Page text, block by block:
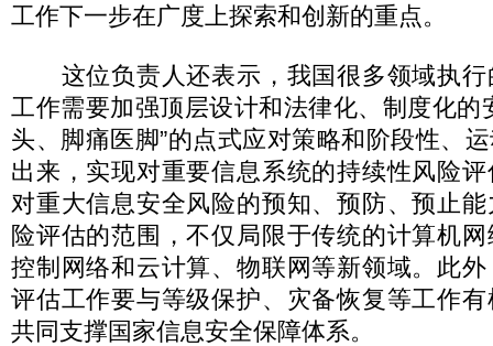
工作下一步在广度上探索和创新的重点。
这位负责人还表示，我国很多领域执行
工作需要加强顶层设计和法律化、制度化的
头、脚痛医脚”的点式应对策略和阶段性、
出来，实现对重要信息系统的持续性风险
对重大信息安全风险的预知、预防、预止
险评估的范围，不仅局限于传统的计算机
控制网络和云计算、物联网等新领域。此
评估工作要与等级保护、灾备恢复等工作
共同支撑国家信息安全保障体系。